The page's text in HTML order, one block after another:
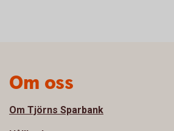
Om oss
Om Tjörns Sparbank